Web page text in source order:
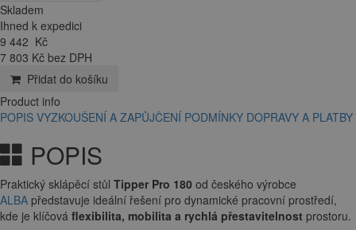
Skladem
Ihned k expedici
9 442 Kč
7 803 Kč bez DPH
Přidat do košíku
Product info
POPIS VYZKOUŠENÍ A ZAPŮJČENÍ PODMÍNKY DOPRAVY A PLATBY
POPIS
Praktický sklápěcí stůl Tipper Pro 180 od českého výrobce
ALBA představuje ideální řešení pro dynamické pracovní prostředí,
kde je klíčová flexibilita, mobilita a rychlá přestavitelnost prostoru.